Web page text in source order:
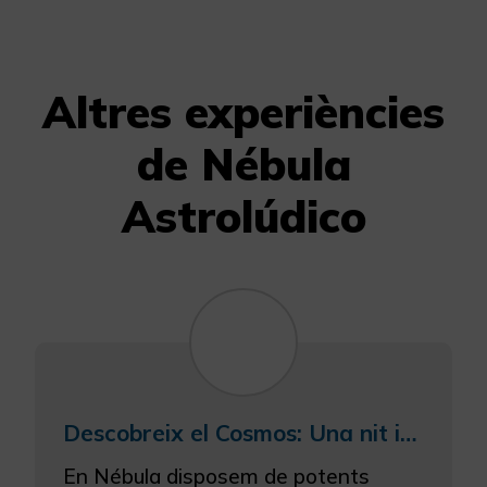
Altres experiències
de Nébula
Astrolúdico
Descobreix el Cosmos: Una nit inoblidable sota les estrelles
En Nébula disposem de potents